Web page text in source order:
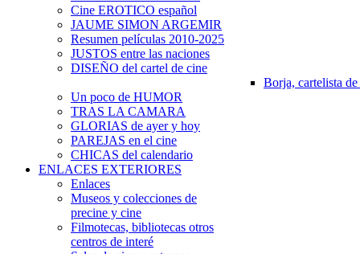
Cine EROTICO español
JAUME SIMON ARGEMIR
Resumen películas 2010-2025
JUSTOS entre las naciones
DISEÑO del cartel de cine
Borja, cartelista
Un poco de HUMOR
TRAS LA CAMARA
GLORIAS de ayer y hoy
PAREJAS en el cine
CHICAS del calendario
ENLACES EXTERIORES
Enlaces
Museos y colecciones de
precine y cine
Filmotecas, bibliotecas otros
centros de interé